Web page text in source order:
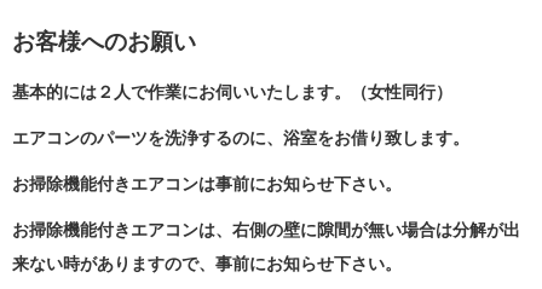
お客様へのお願い
基本的には２人で作業にお伺いいたします。（女性同行）
エアコンのパーツを洗浄するのに、浴室をお借り致します。
お掃除機能付きエアコンは事前にお知らせ下さい。
お掃除機能付きエアコンは、右側の壁に隙間が無い場合は分解が出
来ない時がありますので、事前にお知らせ下さい。